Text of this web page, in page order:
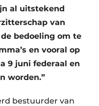
al uitstekend
van
bedoeling om te
en vooral op
9 juni federaal en
worden.”
bestuurder van